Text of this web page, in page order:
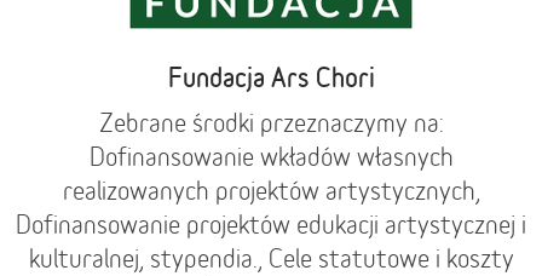
Fundacja Ars Chori
Zebrane środki przeznaczymy na:
Dofinansowanie wkładów własnych
realizowanych projektów artystycznych,
Dofinansowanie projektów edukacji artystycznej i
kulturalnej, stypendia., Cele statutowe i koszty